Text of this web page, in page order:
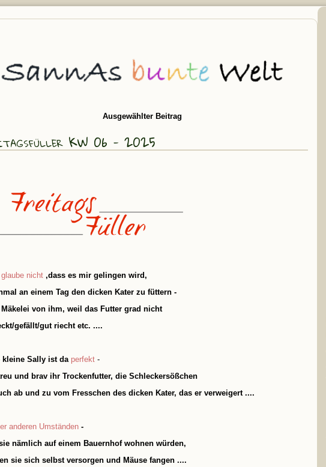
Ausgewählter Beitrag
KW 06 - 2025
glaube nicht ,dass es mir gelingen wird,
an einem Tag den dicken Kater zu füttern -
Mäkelei von ihm, weil das Futter grad nicht
gefällt/gut riecht etc. ....
kleine Sally ist da perfekt -
und brav ihr Trockenfutter, die Schleckersößchen
ab und zu vom Fresschen des dicken Kater, das er verweigert ....
anderen Umständen -
nämlich auf einem Bauernhof wohnen würden,
sie sich selbst versorgen und Mäuse fangen ....